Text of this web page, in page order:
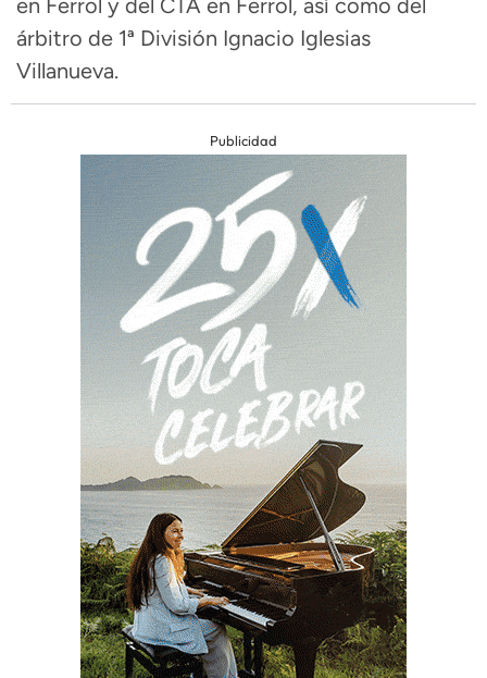
en Ferrol y del CTA en Ferrol, así como del
árbitro de 1ª División Ignacio Iglesias
Villanueva.
Publicidad